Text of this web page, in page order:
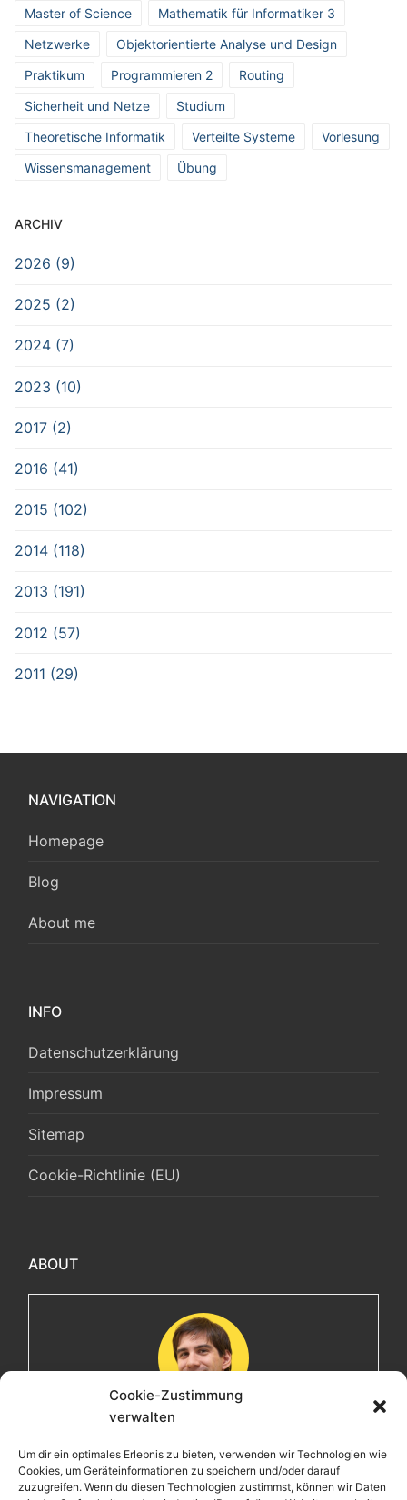
Cookie-Zustimmung
verwalten
Um dir ein optimales Erlebnis zu bieten, verwenden wir Technologien wie
Cookies, um Geräteinformationen zu speichern und/oder darauf
zuzugreifen. Wenn du diesen Technologien zustimmst, können wir Daten
Master of Science
Mathematik für Informatiker 3
Netzwerke
Objektorientierte Analyse und Design
Praktikum
Programmieren 2
Routing
Sicherheit und Netze
Studium
Theoretische Informatik
Verteilte Systeme
Vorlesung
Wissensmanagement
Übung
ARCHIV
2026 (9)
2025 (2)
2024 (7)
2023 (10)
2017 (2)
2016 (41)
2015 (102)
2014 (118)
2013 (191)
2012 (57)
2011 (29)
NAVIGATION
Homepage
Blog
About me
INFO
Datenschutzerklärung
Impressum
Sitemap
Cookie-Richtlinie (EU)
ABOUT
Herzlich willkommen! Ich bin Max, ein Informatiker mit